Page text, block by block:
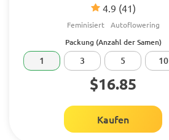
4.9 (41)
Feminisiert Autoflowering
Packung (Anzahl der Samen)
1 3 5 10
$16.85
Kaufen